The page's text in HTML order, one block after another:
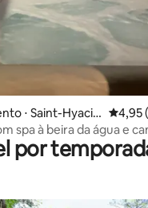
⋅ Saint-Hyacin 4,95
4,95
spa à beira da água e
por